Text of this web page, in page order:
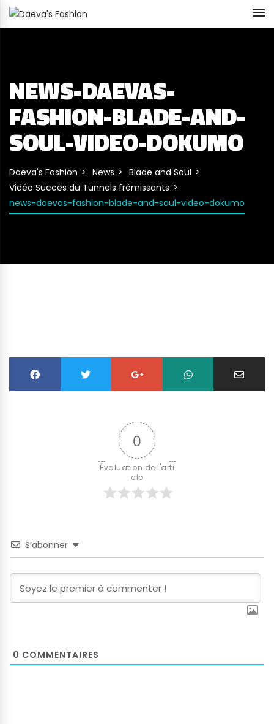
NEWS-DAEVAS-
FASHION-BLADE-AND-
SOUL-VIDEO-DOKUMO
Daeva's Fashion News
Blade and Soul
Vidéo Succès du Tunnels frémissants
news-daevas-fashion-blade-and-soul-video-dokumo
0
Évaluation de l'arti
cle
S’abonner
0 COMMENTAIRES